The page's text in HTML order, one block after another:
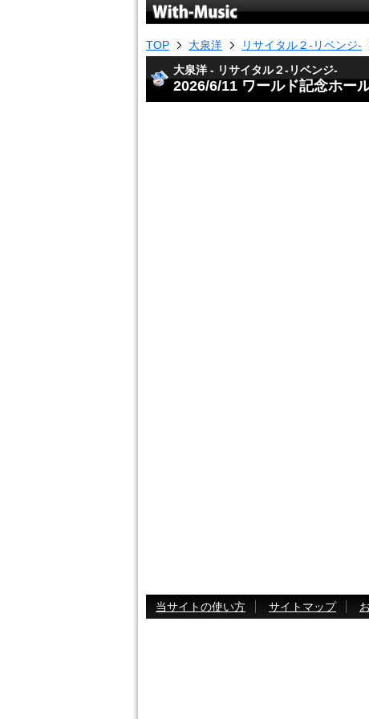
TOP 大泉洋 リサイタル２-リベンジ-
大泉洋 - リサイタル２-リベンジ-
2026/6/11 ワールド記念ホー
当サイトの使い方 サイトマップ